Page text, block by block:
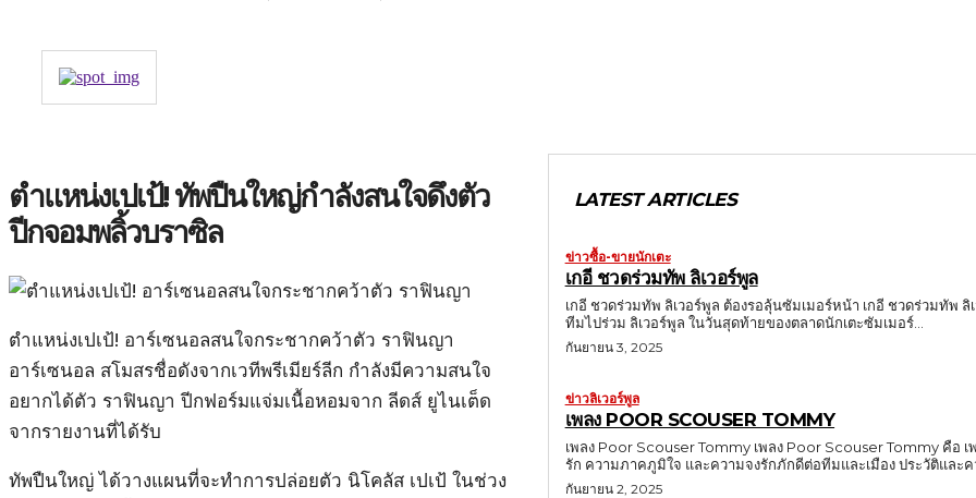
ตำแหน่งเปเป้! ทัพปืนใหญ่กำลังสนใจดึงตัว
ปีกจอมพลิ้วบราซิล
ตำแหน่งเปเป้! อาร์เซนอลสนใจกระชากคว้าตัว ราฟินญา
อาร์เซนอล สโมสรชื่อดังจากเวทีพรีเมียร์ลีก กำลังมีความสนใจ
อยากได้ตัว ราฟินญา ปีกฟอร์มแจ่มเนื้อหอมจาก ลีดส์ ยูไนเต็ด
จากรายงานที่ได้รับ
ทัพปืนใหญ่ ได้วางแผนที่จะทำการปล่อยตัว นิโคลัส เปเป้ ในช่วง
LATEST ARTICLES
ข่าวซื้อ-ขายนักเตะ
เกอี ชวดร่วมทัพ ลิเวอร์พูล
เกอี ชวดร่วมทัพ ลิเวอร์พูล ต้องรอลุ้นซัมเมอร์หน้า เกอี ชวดร่วมทัพ
ทีมไปร่วม ลิเวอร์พูล ในวันสุดท้ายของตลาดนักเตะซัมเมอร์...
กันยายน 3, 2025
ข่าวลิเวอร์พูล
เพลง POOR SCOUSER TOMMY
เพลง Poor Scouser Tommy เพลง Poor Scouser Tommy คือ
รัก ความภาคภูมิใจ และความจงรักภักดีต่อทีมและเมือง ประวัติและ
กันยายน 2, 2025